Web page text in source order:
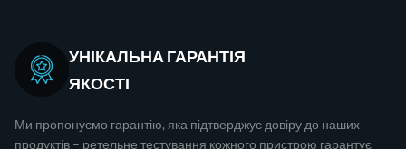
УНІКАЛЬНА ГАРАНТІЯ
ЯКОСТІ
Ми пропонуємо гарантію, яка підтверджує довіру до наших
продуктів – ретельне тестування кожного пристрою гарантує